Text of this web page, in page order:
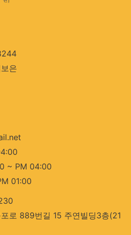
은
~ PM 04:00
01:00
로 889번길 15 주연빌딩3층(21